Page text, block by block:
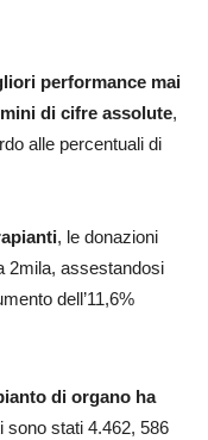
performance mai
di cifre assolute,
alle percentuali di
, le donazioni
2mila, assestandosi
dell’11,6%
di organo ha
sono stati 4.462, 586